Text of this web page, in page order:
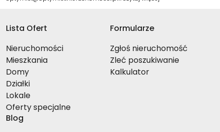
Lista Ofert
Nieruchomości
Mieszkania
Domy
Działki
Lokale
Oferty specjalne
Formularze
Zgłoś nieruchomość
Zleć poszukiwanie
Kalkulator
Blog